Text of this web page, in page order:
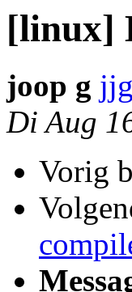
[linux]
joop g
Di Aug
Vorig